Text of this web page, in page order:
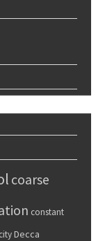
coarse
constant
Decca